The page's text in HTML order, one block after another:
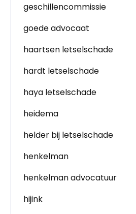
geschillencommissie
goede advocaat
haartsen letselschade
hardt letselschade
haya letselschade
heidema
helder bij letselschade
henkelman
henkelman advocatuur
hijink